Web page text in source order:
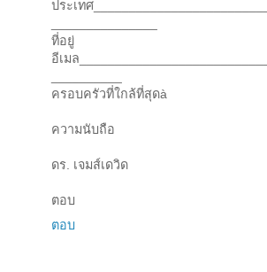
ประเทศ
ที่อยู่
อีเมล
ครอบครัวที่ใกล้ที่สุดà
ความนับถือ
ดร. เจมส์เดวิด
ตอบ
ตอบ